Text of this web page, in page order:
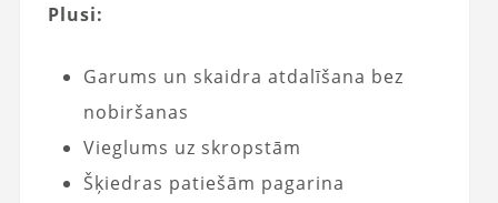
Plusi:
Garums un skaidra atdalīšana bez
nobiršanas
Vieglums uz skropstām
Šķiedras patiešām pagarina